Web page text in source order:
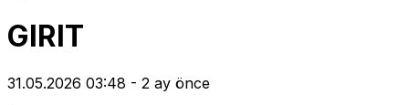
GIRIT
31.05.2026 03:48 - 2 ay önce